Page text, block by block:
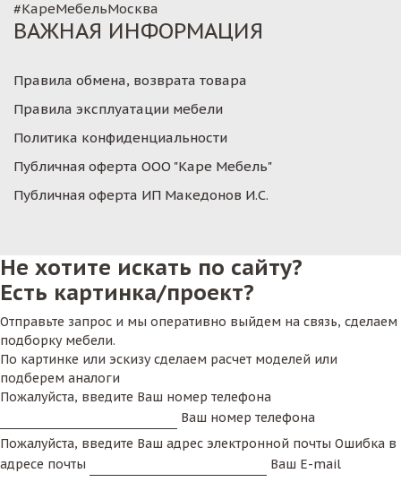
#КареМебельМосква
ВАЖНАЯ ИНФОРМАЦИЯ
Правила обмена, возврата товара
Правила эксплуатации мебели
Политика конфиденциальности
Публичная оферта ООО "Каре Мебель"
Публичная оферта ИП Македонов И.С.
Не хотите искать по сайту?
Есть картинка/проект?
Отправьте запрос и мы оперативно выйдем на связь, сделаем
подборку мебели.
По картинке или эскизу сделаем расчет моделей или
подберем аналоги
Пожалуйста, введите Ваш номер телефона
Ваш номер телефона
Пожалуйста, введите Ваш адрес электронной почты Ошибка в
адресе почты
Ваш E-mail